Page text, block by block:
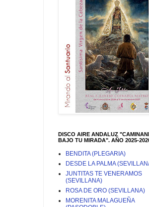
DISCO AIRE ANDALUZ
BAJO TU MIRADA". AÑO 2025-
BENDITA (PLEGARIA)
DESDE LA PALMA
JUNTITAS TE VENERAMOS
(SEVILLANA)
ROSA DE ORO (SEVILLANA)
MORENITA MALAGUEÑA